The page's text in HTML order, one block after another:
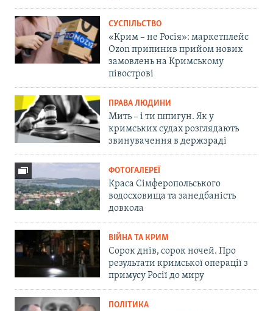
СУСПІЛЬСТВО
«Крим – не Росія»: маркетплейс
Ozon припинив прийом нових
замовлень на Кримському
півострові
ПРАВА ЛЮДИНИ
Мить – і ти шпигун. Як у
кримських судах розглядають
звинувачення в держзраді
ФОТОГАЛЕРЕЇ
Краса Сімферопольського
водосховища та занедбаність
довкола
ВІЙНА ТА КРИМ
Сорок днів, сорок ночей. Про
результати кримської операції з
примусу Росії до миру
ПОЛІТИКА